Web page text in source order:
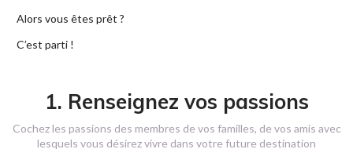
Alors vous êtes prêt ?
C’est parti !
1. Renseignez vos passions
Cochez les passions des membres de vos familles, de vos amis avec
lesquels vous désirez vivre dans votre future destination